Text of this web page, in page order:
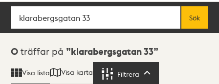
Sök
Sök
Sökresultat
0 träffar på klarabergsgatan 33
Visa lista Visa karta Filtrera